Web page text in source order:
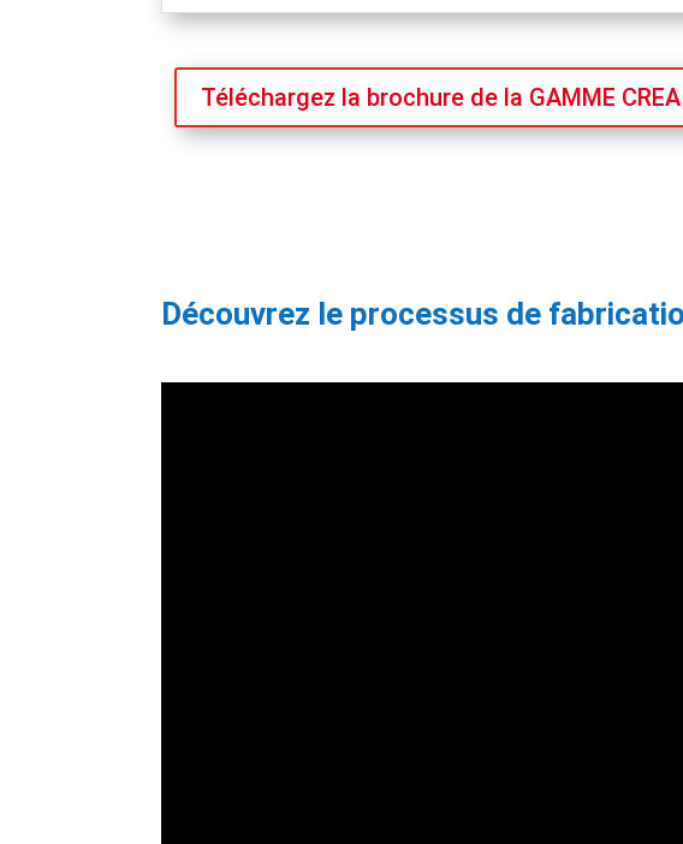
Téléchargez la brochure de la GAMME CREA
Découvrez le processus de